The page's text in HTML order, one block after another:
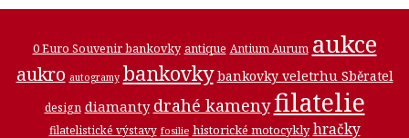
0 Euro Souvenir bankovky antique Antium Aurum aukce
aukro autogramy bankovky bankovky veletrhu Sběratel
design diamanty drahé kamenyfilatelie
filatelistické výstavy fosilie historické motocykly hračky